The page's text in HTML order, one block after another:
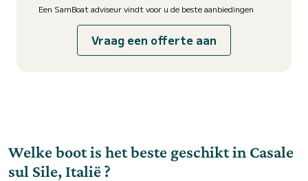
Een SamBoat adviseur vindt voor u de beste aanbiedingen
Vraag een offerte aan
Welke boot is het beste geschikt in Casale
sul Sile, Italië ?